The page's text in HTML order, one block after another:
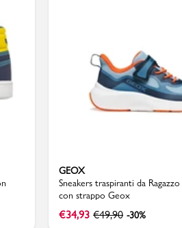
GEOX
Sneakers traspiranti da
con strappo Geox
€34,93 €49,90 -30%